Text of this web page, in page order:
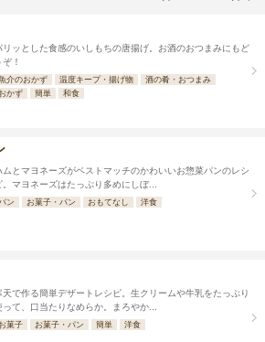
リッとした食感のいしもちの唐揚げ。お酒のおつまみにもど
ぞ！
介のおかず 温度キープ・揚げ物
酒の肴・おつまみ
かず
簡単 和食
ムとマヨネーズがベストマッチのかわいいお惣菜パンのレシ
。マヨネーズはたっぷり多めにしぼ...
ン お菓子・パン おもてなし 洋食
天で作る簡単デザートレシピ。生クリームや牛乳をたっぷり
って、口当たりなめらか。まろやか...
菓子 お菓子・パン 簡単 洋食